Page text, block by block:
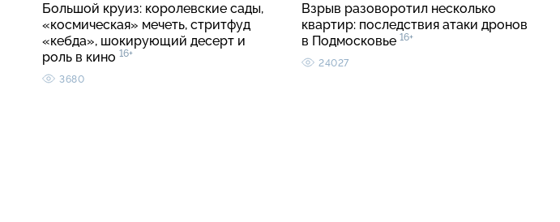
Большой круиз: королевские сады,
«космическая» мечеть, стритфуд
«кебда», шокирующий десерт и
роль в кино 16+
3680
Взрыв разоворотил несколько
квартир: последствия атаки дронов
в Подмосковье 16+
24027